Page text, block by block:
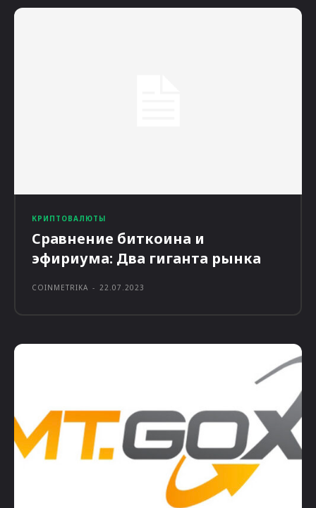
КРИПТОВАЛЮТЫ
Сравнение биткоина и
эфириума: Два гиганта рынка
COINMETRIKA - 22.07.2023